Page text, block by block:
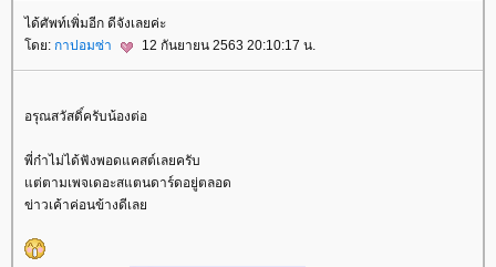
ได้ศัพท์เพิ่มอีก ดีจังเลยค่ะ
ดย: กาปอมซ่า 12 กันยายน 2563 20:10:17 น.
อรุณสวัสดิ์ครับน้องต่อ
พี่ก๋าไม่ได้ฟังพอดแคสต์เลยครับ
ต่ตามเพจเดอะสแตนดาร์ดอยู่ตลอด
ข่าวเค้าค่อนข้างดีเล